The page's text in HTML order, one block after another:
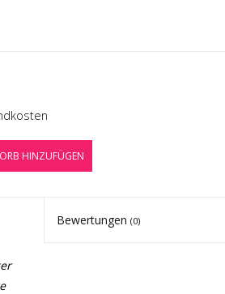
HINZUFÜGEN
Bewertungen (0)